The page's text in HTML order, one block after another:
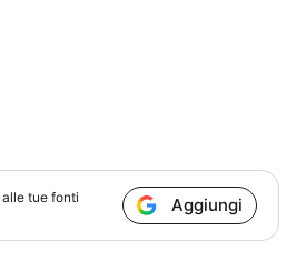
alle tue fonti
Aggiungi